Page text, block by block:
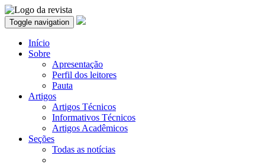
Toggle navigation
Início
Sobre
Apresentação
Perfil dos leitores
Pauta
Artigos
Artigos Técnicos
Informativos Técnicos
Artigos Acadêmicos
Seções
Todas as notícias